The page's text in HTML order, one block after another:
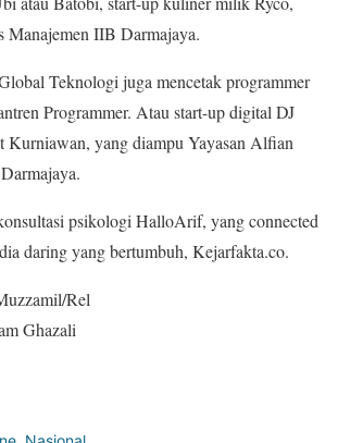
Manajemen IIB Darmajaya.
Teknologi juga mencetak programmer
Programmer. Atau start-up digital DJ
yang diampu Yayasan Alfian
psikologi HalloArif, yang connected
daring yang bertumbuh, Kejarfakta.co.
Rel
Ghazali